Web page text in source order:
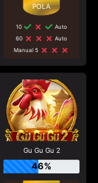
10
Auto
60
Auto
Manual 5
Gu Gu Gu 2
46%